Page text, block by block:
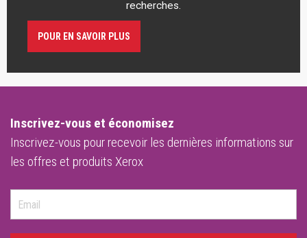
recherches.
POUR EN SAVOIR PLUS
Inscrivez-vous et économisez
Inscrivez-vous pour recevoir les dernières informations sur
les offres et produits Xerox